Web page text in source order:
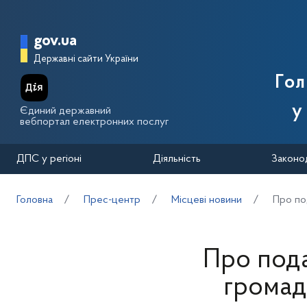
Головна сторінка Державної
gov.ua
Державні сайти України
Єдиний державний
вебпортал електронних послуг
у
ДПС у регіоні Діяльність
Головна Прес-центр Місцеві новини Про
Про